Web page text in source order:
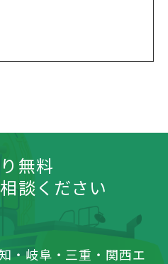
無料
談ください
・岐阜・三重・関西エ